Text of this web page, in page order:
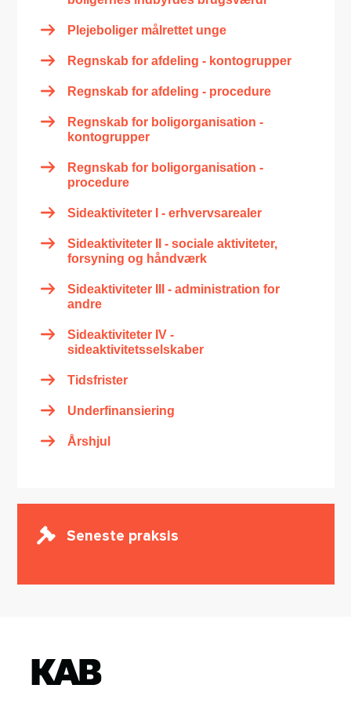
Plejeboliger målrettet unge
Regnskab for afdeling - kontogrupper
Regnskab for afdeling - procedure
Regnskab for boligorganisation -
kontogrupper
Regnskab for boligorganisation -
procedure
Sideaktiviteter I - erhvervsarealer
Sideaktiviteter II - sociale aktiviteter,
forsyning og håndværk
Sideaktiviteter III - administration for
andre
Sideaktiviteter IV -
sideaktivitetsselskaber
Tidsfrister
Underfinansiering
Årshjul
Seneste praksis